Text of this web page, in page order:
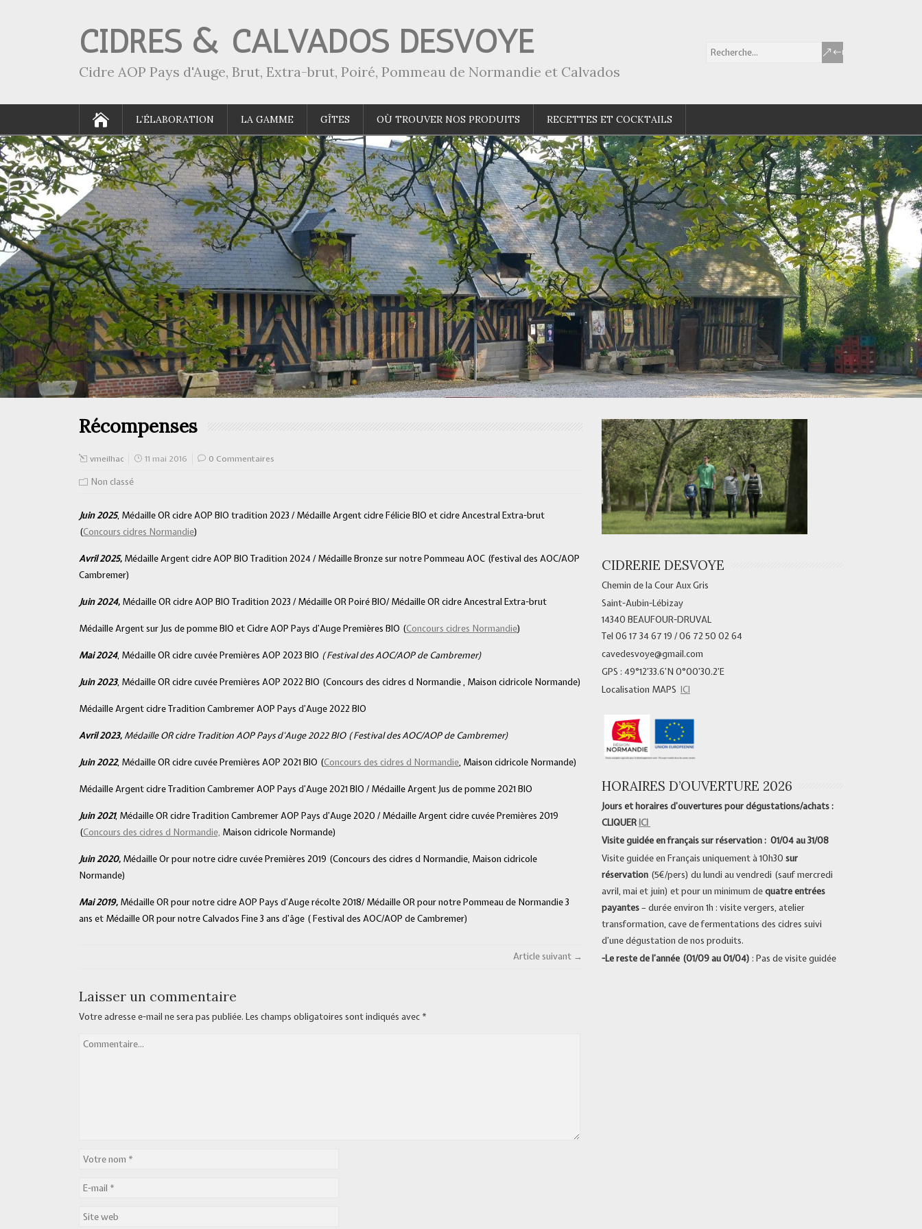
CIDRES & CALVADOS DESVOYE
Cidre AOP Pays d'Auge, Brut, Extra-brut, Poiré, Pommeau de Normandie et Calvados
L’ÉLABORATION LA GAMME GÎTES OÙ TROUVER NOS PRODUITS RECETTES ET COCKTAILS
Récompenses
vmeilhac 11 mai 2016 0 Commentaires
Non classé
Juin 2025, Médaille OR cidre AOP BIO tradition 2023 / Médaille Argent cidre Félicie BIO et cidre Ancestral Extra-brut
(Concours cidres Normandie)
Avril 2025, Médaille Argent cidre AOP BIO Tradition 2024 / Médaille Bronze sur notre Pommeau AOC (festival des AOC/AOP
Cambremer)
Juin 2024, Médaille OR cidre AOP BIO Tradition 2023 / Médaille OR Poiré BIO/ Médaille OR cidre Ancestral Extra-brut
Médaille Argent sur Jus de pomme BIO et Cidre AOP Pays d’Auge Premières BIO (Concours cidres Normandie)
Mai 2024, Médaille OR cidre cuvée Premières AOP 2023 BIO ( Festival des AOC/AOP de Cambremer)
Juin 2023, Médaille OR cidre cuvée Premières AOP 2022 BIO (Concours des cidres d Normandie , Maison cidricole Normande)
Médaille Argent cidre Tradition Cambremer AOP Pays d’Auge 2022 BIO
Avril 2023, Médaille OR cidre Tradition AOP Pays d’Auge 2022 BIO ( Festival des AOC/AOP de Cambremer)
Juin 2022, Médaille OR cidre cuvée Premières AOP 2021 BIO (Concours des cidres d Normandie, Maison cidricole Normande)
Médaille Argent cidre Tradition Cambremer AOP Pays d’Auge 2021 BIO / Médaille Argent Jus de pomme 2021 BIO
Juin 2021, Médaille OR cidre Tradition Cambremer AOP Pays d’Auge 2020 / Médaille Argent cidre cuvée Premières 2019
(Concours des cidres d Normandie, Maison cidricole Normande)
Juin 2020, Médaille Or pour notre cidre cuvée Premières 2019 (Concours des cidres d Normandie, Maison cidricole
Normande)
Mai 2019, Médaille OR pour notre cidre AOP Pays d’Auge récolte 2018/ Médaille OR pour notre Pommeau de Normandie 3
ans et Médaille OR pour notre Calvados Fine 3 ans d’âge ( Festival des AOC/AOP de Cambremer)
Article suivant →
Laisser un commentaire
Votre adresse e-mail ne sera pas publiée. Les champs obligatoires sont indiqués avec *
CIDRERIE DESVOYE
Chemin de la Cour Aux Gris
Saint-Aubin-Lébizay
14340 BEAUFOUR-DRUVAL
Tel 06 17 34 67 19 / 06 72 50 02 64
cavedesvoye@gmail.com
GPS : 49°12’33.6’N 0°00’30.2’E
Localisation MAPS ICI
HORAIRES D’OUVERTURE 2026
Jours et horaires d’ouvertures pour dégustations/achats :
CLIQUER ICI
Visite guidée en français sur réservation : 01/04 au 31/08
Visite guidée en Français uniquement à 10h30 sur
réservation (5€/pers) du lundi au vendredi (sauf mercredi
avril, mai et juin) et pour un minimum dequatre entrées
payantes– durée environ 1h : visite vergers, atelier
transformation, cave de fermentations des cidres suivi
d’une dégustation de nos produits.
-Le reste de l’année (01/09 au 01/04) : Pas de visite guidée